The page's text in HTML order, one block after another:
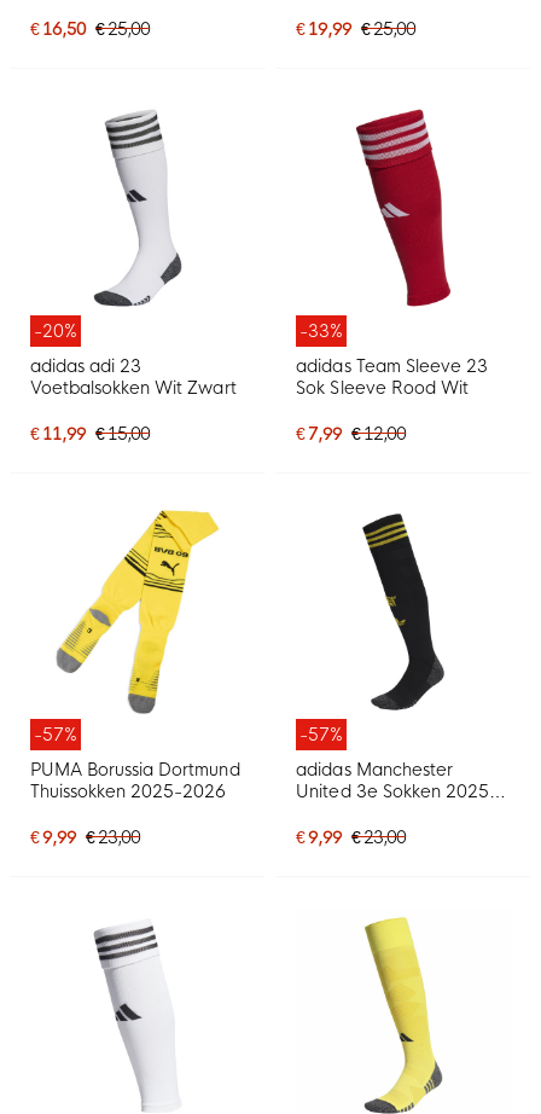
€ 16,50 € 25,00 € 19,99 € 25,00
-20%
adidas adi 23
Voetbalsokken Wit Zwart
€ 11,99 € 15,00
-33%
adidas Team Sleeve 23
Sok Sleeve Rood Wit
€ 7,99 € 12,00
-57%
PUMA Borussia Dortmund
Thuissokken 2025-2026
€ 9,99 € 23,00
-57%
adidas Manchester
United 3e Sokken 2025-
€ 9,99 € 23,00